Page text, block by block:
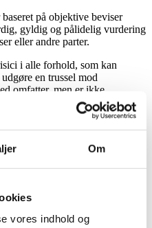
Om
vores indhold og
på objektive beviser
gyldig og pålidelig vurdering
eller andre parter.
i alle forhold, som kan
en trussel mod
omfatter, men er ikke
der opstår fra en person
der opstår, når personlig